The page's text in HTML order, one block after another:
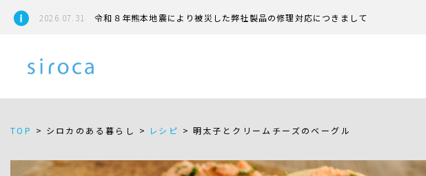
2026.07.31 令和８年熊本地震により被災した弊社製品の修理対応につきまして
TOP > シロカのある暮らし > レシピ > 明太子とクリームチーズのベーグル